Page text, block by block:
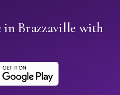
in Brazzaville with